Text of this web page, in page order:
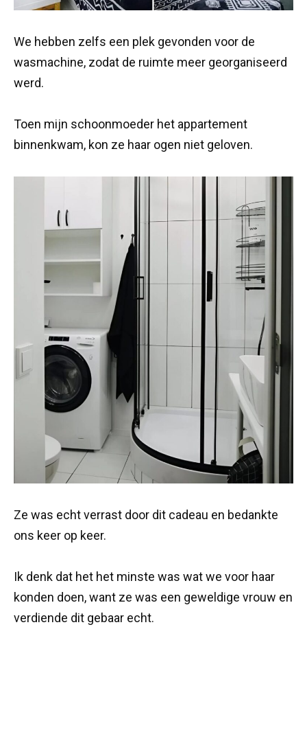
We hebben zelfs een plek gevonden voor de
wasmachine, zodat de ruimte meer georganiseerd
werd.
Toen mijn schoonmoeder het appartement
binnenkwam, kon ze haar ogen niet geloven.
Ze was echt verrast door dit cadeau en bedankte
ons keer op keer.
Ik denk dat het het minste was wat we voor haar
konden doen, want ze was een geweldige vrouw en
verdiende dit gebaar echt.